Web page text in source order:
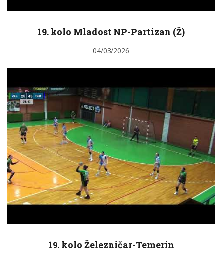
19. kolo Mladost NP-Partizan (Ž)
04/03/2026
19. kolo Železničar-Temerin